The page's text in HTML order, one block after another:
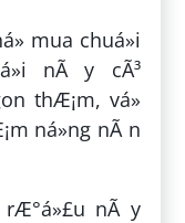
mua chuá»i
nÃ y cÃ³
thÆ¡m, vá»
ná»ng nÃ n
rÆ°á»£u nÃ y